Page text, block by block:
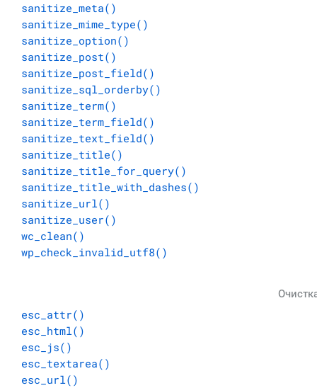
sanitize_meta()
sanitize_mime_type()
sanitize_option()
sanitize_post()
sanitize_post_field()
sanitize_sql_orderby()
sanitize_term()
sanitize_term_field()
sanitize_text_field()
sanitize_title()
sanitize_title_for_query()
sanitize_title_with_dashes()
sanitize_url()
sanitize_user()
wc_clean()
wp_check_invalid_utf8()
esc_attr()
esc_html()
esc_js()
esc_textarea()
esc_url()